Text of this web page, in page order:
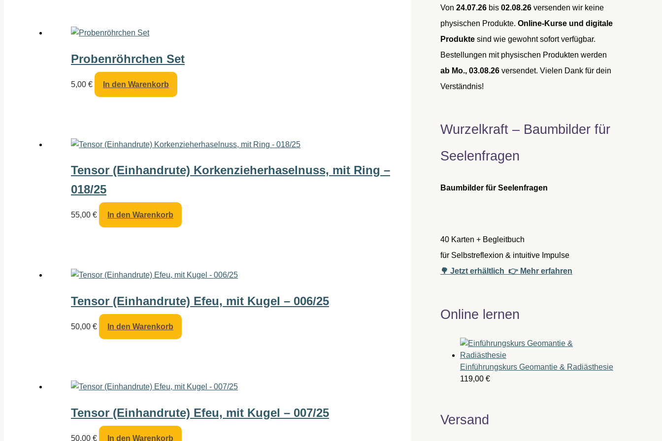
Probenröhrchen Set
5,00 € In den Warenkorb
Tensor (Einhandrute) Korkenzieherhaselnuss, mit Ring –
018/25
55,00 € In den Warenkorb
Tensor (Einhandrute) Efeu, mit Kugel – 006/25
50,00 € In den Warenkorb
Tensor (Einhandrute) Efeu, mit Kugel – 007/25
50,00 € In den Warenkorb
Von 24.07.26 bis 02.08.26 versenden wir keine
physischen Produkte. Online-Kurse und digitale
Produkte sind wie gewohnt sofort verfügbar.
Bestellungen mit physischen Produkten werden
ab Mo., 03.08.26 versendet. Vielen Dank für dein
Verständnis!
Wurzelkraft – Baumbilder für
Seelenfragen
Baumbilder für Seelenfragen
40 Karten + Begleitbuch
für Selbstreflexion & intuitive Impulse
🌳 Jetzt erhältlich 👉 Mehr erfahren
Online lernen
Einführungskurs Geomantie & Radiästhesie
119,00 €
Versand